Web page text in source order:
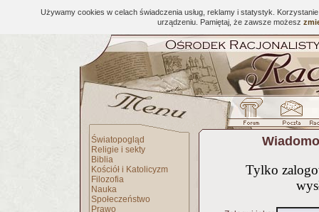
Używamy cookies w celach świadczenia usług, reklamy i statystyk.
urządzeniu. Pamiętaj, że zawsze możesz
Światopogląd
Religie i sekty
Biblia
Kościół i Katolicyzm
Filozofia
Nauka
Społeczeństwo
Prawo
Tylko